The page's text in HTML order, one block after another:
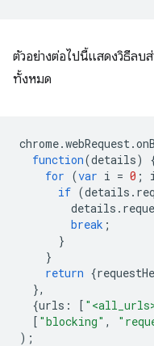
ตัวอย่างต่อไปนี้แสดงวิธีลบ
ทั้งหมด
chrome.webRequest.
function(details)
for (var i = 0 ;
if (details .
details .
break ;
}
}
return {
},
{urls : [
[ "blocking" ,
);